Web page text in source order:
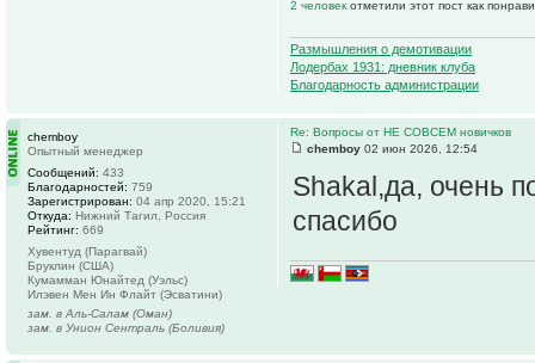
2 человекотметили этот пост как
Размышления о демотивации
Лодербах 1931: дневник клуба
Благодарность администрации
Re: Вопросы от НЕ СОВСЕМ новичков
chemboy 02 июн 2026, 12:54
Shakal,да, очень
спасибо
chemboy
Опытный менеджер
Сообщений: 433
Благодарностей: 759
Зарегистрирован: 04 апр 2020, 15:21
Откуда: Нижний Тагил, Россия
Рейтинг: 669
Хувентуд (Парагвай)
Бруклин (США)
Кумамман Юнайтед (Уэльс)
Илэвен Мен Ин Флайт (Эсватини)
зам. в Аль-Салам (Оман)
зам. в Унион Сентраль (Боливия)